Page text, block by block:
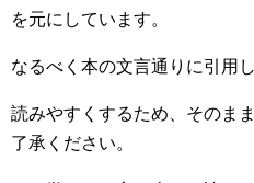
を元にしています。
なるべく本の文言通りに引用
読みやすくするため、そのま
了承ください。